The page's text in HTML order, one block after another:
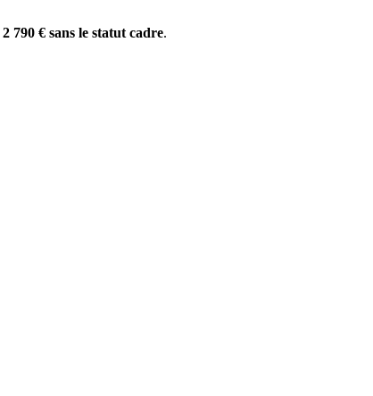
2 790 € sans le statut cadre.